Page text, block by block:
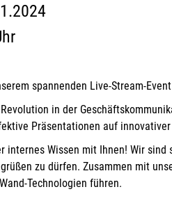
spannenden Live-Stream-
in der
Präsentationen auf innovativer
internes Wissen mit Ihnen! Wir sind
zu dürfen. Zusammen mit
Technologien führen.